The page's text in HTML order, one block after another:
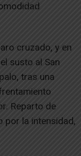
cruzado, y en
susto al San
tras una
Reparto de
por la intensidad,